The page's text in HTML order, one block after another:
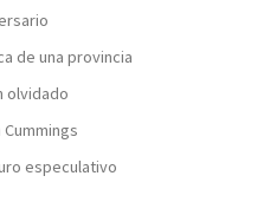
de una provincia
olvidado
Cummings
especulativo